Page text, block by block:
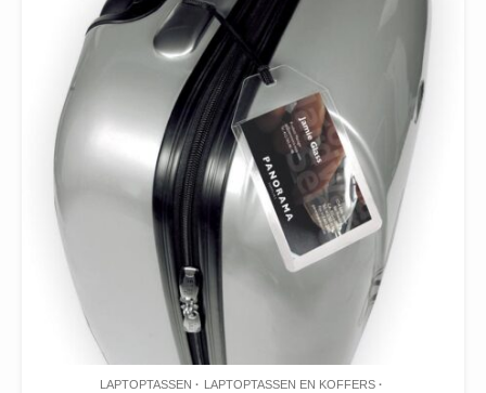
LAPTOPTASSEN
LAPTOPTASSEN EN KOFFERS